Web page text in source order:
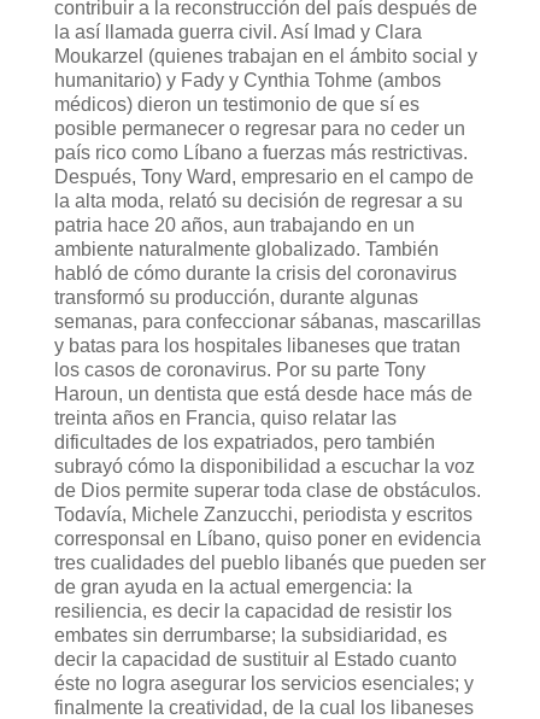
contribuir a la reconstrucción del país después de
la así llamada guerra civil. Así Imad y Clara
Moukarzel (quienes trabajan en el ámbito social y
humanitario) y Fady y Cynthia Tohme (ambos
médicos) dieron un testimonio de que sí es
posible permanecer o regresar para no ceder un
país rico como Líbano a fuerzas más restrictivas.
Después, Tony Ward, empresario en el campo de
la alta moda, relató su decisión de regresar a su
patria hace 20 años, aun trabajando en un
ambiente naturalmente globalizado. También
habló de cómo durante la crisis del coronavirus
transformó su producción, durante algunas
semanas, para confeccionar sábanas, mascarillas
y batas para los hospitales libaneses que tratan
los casos de coronavirus. Por su parte Tony
Haroun, un dentista que está desde hace más de
treinta años en Francia, quiso relatar las
dificultades de los expatriados, pero también
subrayó cómo la disponibilidad a escuchar la voz
de Dios permite superar toda clase de obstáculos.
Todavía, Michele Zanzucchi, periodista y escritos
corresponsal en Líbano, quiso poner en evidencia
tres cualidades del pueblo libanés que pueden ser
de gran ayuda en la actual emergencia: la
resiliencia, es decir la capacidad de resistir los
embates sin derrumbarse; la subsidiaridad, es
decir la capacidad de sustituir al Estado cuanto
éste no logra asegurar los servicios esenciales; y
finalmente la creatividad, de la cual los libaneses